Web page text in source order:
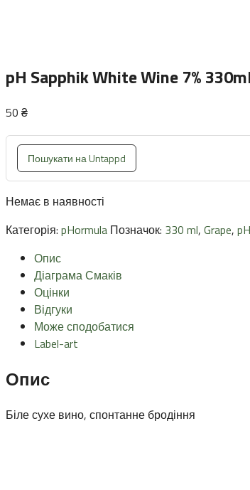
pH Sapphik White Wine 7%
50 ₴
Пошукати на Untappd
Немає в наявності
Категорія: pHormula Позначок: 330 ml, Grape,
Опис
Діаграма Смаків
Оцінки
Відгуки
Може сподобатися
Label-art
Опис
Біле сухе вино, спонтанне бродіння